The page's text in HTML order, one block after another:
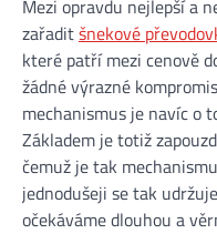
Mezi opravdu nejlepší a
zařaditšnekové
které patří mezi cenově
žádné výrazné
mechanismus je navíc o
Základem je totiž
čemuž je tak
jednodušeji se tak
očekáváme dlouhou a